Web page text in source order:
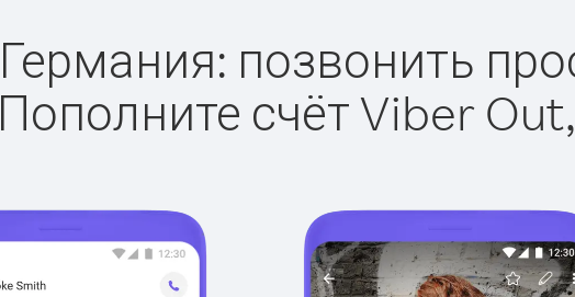
Германия: позвонить
Пополните счёт Viber